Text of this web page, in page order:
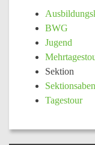
BWG
Jugend
Sektion
Tagestour